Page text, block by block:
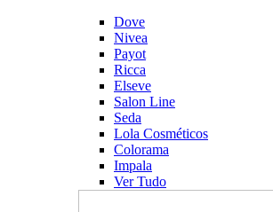
Dove
Nivea
Payot
Ricca
Elseve
Salon Line
Seda
Lola Cosméticos
Colorama
Impala
Ver Tudo